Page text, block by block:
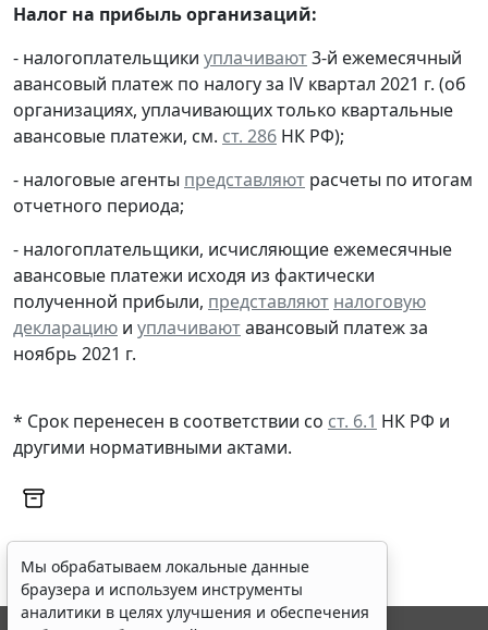
Налог на прибыль организаций:
- налогоплательщики уплачивают3-й ежемесячный
авансовый платеж по налогу за lV квартал 2021 г. (об
организациях, уплачивающих только квартальные
авансовые платежи, см. ст. 286 НК РФ);
- налоговые агенты представляют расчеты по итогам
отчетного периода;
- налогоплательщики, исчисляющие ежемесячные
авансовые платежи исходя из фактически
полученной прибыли, представляют налоговую
декларацию и уплачиваютавансовый платеж за
ноябрь 2021 г.
* Срок перенесен в соответствии со ст. 6.1 НК РФ и
другими нормативными актами.
Мы обрабатываем локальные данные
браузера и используем инструменты
аналитики в целях улучшения и обеспечения